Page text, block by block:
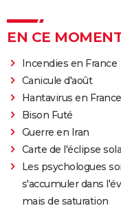
EN CE
Incendies en France
Canicule d'août
Hantavirus en France
Bison Futé
Guerre en Iran
Carte de l'éclipse
Les psychologues
s'accumuler dans
mais de saturation